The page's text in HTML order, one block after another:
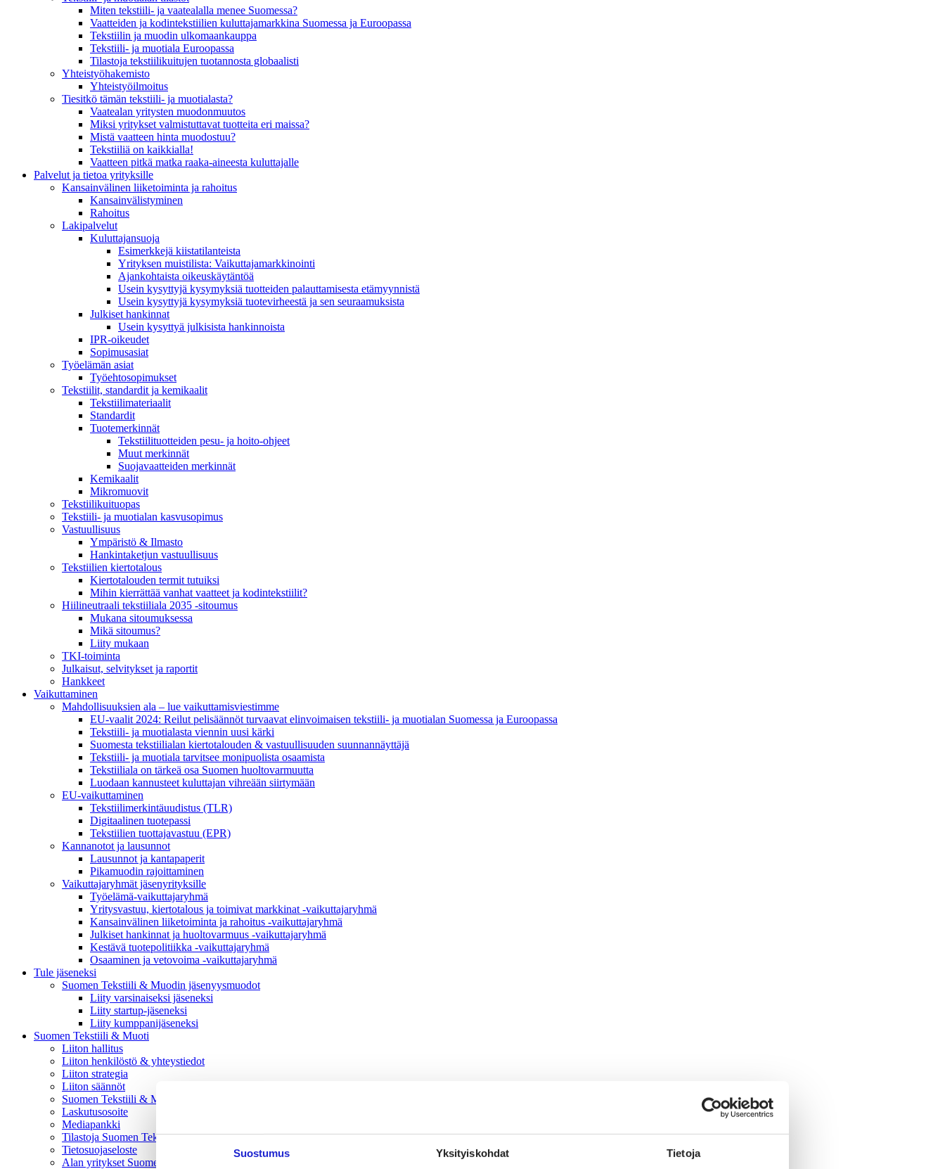
Suostumus Yksityiskohdat Tietoja
Miten tekstiili- ja vaatealalla menee Suomessa?
Vaatteiden ja kodintekstiilien kuluttajamarkkina Suomessa ja Euroopassa
Tekstiilin ja muodin ulkomaankauppa
Tekstiili- ja muotiala Euroopassa
Tilastoja tekstiilikuitujen tuotannosta globaalisti
Yhteistyö­hakemisto
Yhteistyöilmoitus
Tiesitkö tämän tekstiili- ja muotialasta?
Vaatealan yritysten muodonmuutos
Miksi yritykset valmistuttavat tuotteita eri maissa?
Mistä vaatteen hinta muodostuu?
Tekstiiliä on kaikkialla!
Vaatteen pitkä matka raaka-aineesta kuluttajalle
Palvelut ja tietoa yrityksille
Kansainvälinen liiketoiminta ja rahoitus
Kansain­välistyminen
Rahoitus
Lakipalvelut
Kuluttajansuoja
Esimerkkejä kiistatilanteista
Yrityksen muistilista: Vaikuttaja­markkinointi
Ajankohtaista oikeuskäytäntöä
Usein kysyttyjä kysymyksiä tuotteiden palauttamisesta etämyynnistä
Usein kysyttyjä kysymyksiä tuotevirheestä ja sen seuraamuksista
Julkiset hankinnat
Usein kysyttyä julkisista hankinnoista
IPR-oikeudet
Sopimusasiat
Työelämän asiat
Työehto­sopimukset
Tekstiilit, standardit ja kemikaalit
Tekstiilimateriaalit
Standardit
Tuotemerkinnät
Tekstiilituotteiden pesu- ja hoito-ohjeet
Muut merkinnät
Suojavaatteiden merkinnät
Kemikaalit
Mikromuovit
Tekstiilikuitu­opas
Tekstiili- ja muotialan kasvusopimus
Vastuullisuus
Ympäristö & Ilmasto
Hankintaketjun vastuullisuus
Tekstiilien kiertotalous
Kiertotalouden termit tutuiksi
Mihin kierrättää vanhat vaatteet ja kodintekstiilit?
Hiilineutraali tekstiiliala 2035 -sitoumus
Mukana sitoumuksessa
Mikä sitoumus?
Liity mukaan
TKI-toiminta
Julkaisut, selvitykset ja raportit
Hankkeet
Vaikuttaminen
Mahdollisuuksien ala – lue vaikuttamis­viestimme
EU-vaalit 2024: Reilut pelisäännöt turvaavat elinvoimaisen tekstiili- ja muotialan Suomessa ja Euroopassa
Tekstiili- ja muotialasta viennin uusi kärki
Suomesta tekstiilialan kiertotalouden & vastuullisuuden suunnannäyttäjä
Tekstiili- ja muotiala tarvitsee monipuolista osaamista
Tekstiiliala on tärkeä osa Suomen huoltovarmuutta
Luodaan kannusteet kuluttajan vihreään siirtymään
EU-vaikuttaminen
Tekstiilimerkintäuudistus (TLR)
Digitaalinen tuotepassi
Tekstiilien tuottajavastuu (EPR)
Kannanotot ja lausunnot
Lausunnot ja kantapaperit
Pikamuodin rajoittaminen
Vaikuttajaryhmät jäsenyrityksille
Työelämä-vaikuttajaryhmä
Yritysvastuu, kiertotalous ja toimivat markkinat -vaikuttajaryhmä
Kansainvälinen liiketoiminta ja rahoitus -vaikuttajaryhmä
Julkiset hankinnat ja huoltovarmuus -vaikuttajaryhmä
Kestävä tuotepolitiikka​ -vaikuttajaryhmä
Osaaminen ja vetovoima -vaikuttajaryhmä
Tule jäseneksi
Suomen Tekstiili & Muodin jäsenyysmuodot
Liity varsinaiseksi jäseneksi
Liity startup-jäseneksi
Liity kumppani­jäseneksi
Suomen Tekstiili & Muoti
Liiton hallitus
Liiton henkilöstö & yhteystiedot
Liiton strategia
Liiton säännöt
Suomen Tekstiili & Muoti 120 vuotta
Laskutusosoite
Mediapankki
Tilastoja Suomen Tekstiili & Muoti ry:stä ja sen jäsenistä
Tietosuojaseloste
Alan yritykset Suomessa – tutustu jäseniimme